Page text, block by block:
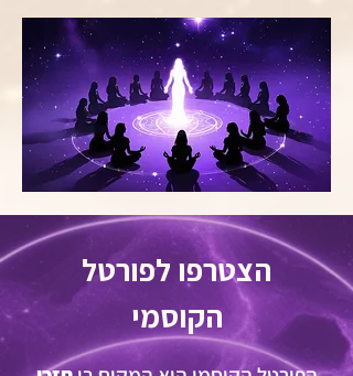
הצטרפו לפורטל
הקוסמי